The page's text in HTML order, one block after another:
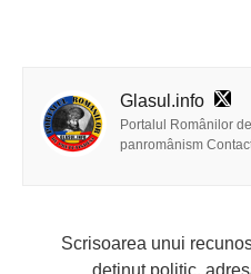
Glasul.info
Portalul Românilor
panromânism
Scrisoarea unui